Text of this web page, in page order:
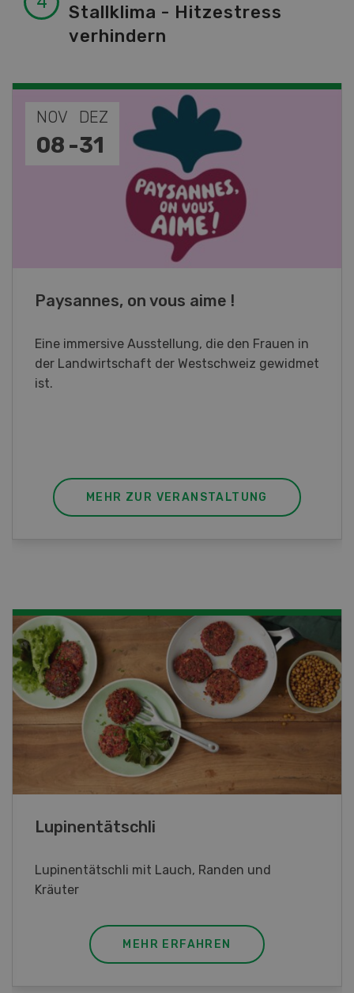
Stallklima - Hitzestress
verhindern
NOV
19 -
JAN
28
Fachkurs Aquakultur
Sind Sie in der Fischzucht tätig oder
interessieren Sie sich für das Thema? In
diesem Fall ist unser FBA-Weiterbildungskurs
MEHR ZUR VERANSTALTUNG
Frühlingsrollen
Frühlingsrollen mit Poulet
MEHR ERFAHREN